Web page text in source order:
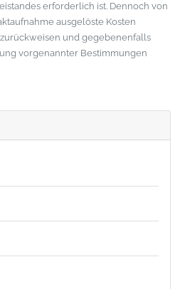
erforderlich ist. Dennoch von
ausgelöste Kosten
und gegebenenfalls
vorgenannter Bestimmungen